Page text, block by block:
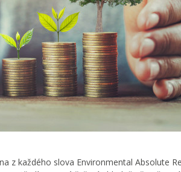
z každého slova Environmental Absolute